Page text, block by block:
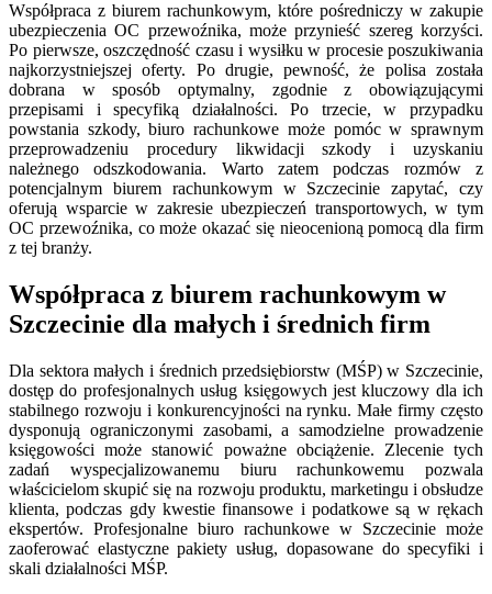
Współpraca z biurem rachunkowym, które pośredniczy w zakupie
ubezpieczenia OC przewoźnika, może przynieść szereg korzyści.
Po pierwsze, oszczędność czasu i wysiłku w procesie poszukiwania
najkorzystniejszej oferty. Po drugie, pewność, że polisa została
dobrana w sposób optymalny, zgodnie z obowiązującymi
przepisami i specyfiką działalności. Po trzecie, w przypadku
powstania szkody, biuro rachunkowe może pomóc w sprawnym
przeprowadzeniu procedury likwidacji szkody i uzyskaniu
należnego odszkodowania. Warto zatem podczas rozmów z
potencjalnym biurem rachunkowym w Szczecinie zapytać, czy
oferują wsparcie w zakresie ubezpieczeń transportowych, w tym
OC przewoźnika, co może okazać się nieocenioną pomocą dla firm
z tej branży.
Współpraca z biurem rachunkowym w
Szczecinie dla małych i średnich firm
Dla sektora małych i średnich przedsiębiorstw (MŚP) w Szczecinie,
dostęp do profesjonalnych usług księgowych jest kluczowy dla ich
stabilnego rozwoju i konkurencyjności na rynku. Małe firmy często
dysponują ograniczonymi zasobami, a samodzielne prowadzenie
księgowości może stanowić poważne obciążenie. Zlecenie tych
zadań wyspecjalizowanemu biuru rachunkowemu pozwala
właścicielom skupić się na rozwoju produktu, marketingu i obsłudze
klienta, podczas gdy kwestie finansowe i podatkowe są w rękach
ekspertów. Profesjonalne biuro rachunkowe w Szczecinie może
zaoferować elastyczne pakiety usług, dopasowane do specyfiki i
skali działalności MŚP.